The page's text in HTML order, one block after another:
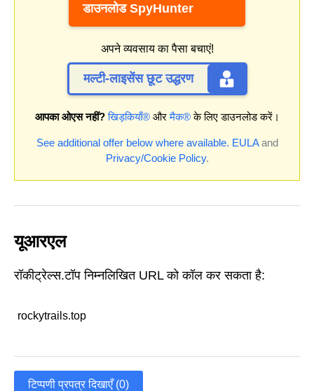
डाउनलोड SpyHunter
अपने व्यवसाय का पैसा बचाएं!
मल्टी-लाइसेंस छूट उद्धरण
आपका ओएस नहीं? खिड़कियाँ®औरमैक®के लिए डाउनलोड करें।
See additional offer below where available. EULAand
Privacy/Cookie Policy.
यूआरएल
रॉकीट्रेल्स.टॉप निम्नलिखित URL को कॉल कर सकता है:
rockytrails.top
टिप्पणी प्रपत्र दिखाएँ (0)